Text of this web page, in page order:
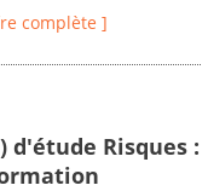
complète ]
d'étude Risques :